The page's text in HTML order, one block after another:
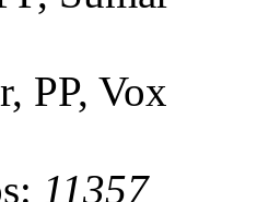
PP, Vox
11357